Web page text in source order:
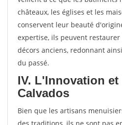
châteaux, les églises et les
conservent leur beauté
expertise, ils peuvent
décors anciens, redonnant
du passé.
IV. L'Innovation
Calvados
Bien que les artisans